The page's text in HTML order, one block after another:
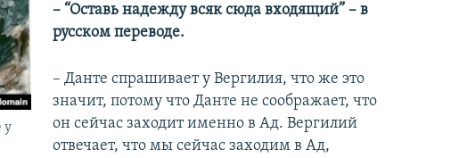
у
– “Оставь надежду всяк сюда входящий” – в
русском переводе.
– Данте спрашивает у Вергилия, что же это
значит, потому что Данте не соображает, что
он сейчас заходит именно в Ад. Вергилий
отвечает, что мы сейчас заходим в Ад,